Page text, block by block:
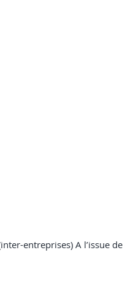
entreprises) A l’issue